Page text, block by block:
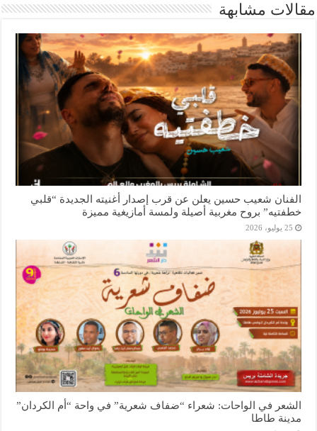
مقالات مشابهة
الفنان شعيب حسين يعلن عن قرب إصدار أغنيته الجديدة “قلبي
خطفتيه” بروح مغربية أصيلة ولمسة أمازيغية مميزة
25 يوليو، 2026
الشعر في الواحات: شعراء “ضفاف شعرية” في واحة “أم الكردان”
مدينة طاطا